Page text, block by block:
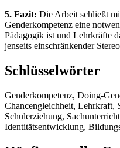
5. Fazit: Die Arbeit schließt
Genderkompetenz eine
Pädagogik ist und Lehrkräfte
jenseits einschränkender
Schlüsselwörter
Genderkompetenz, Doing-
Chancengleichheit, Lehrkraft,
Schulerziehung,
Identitätsentwicklung,